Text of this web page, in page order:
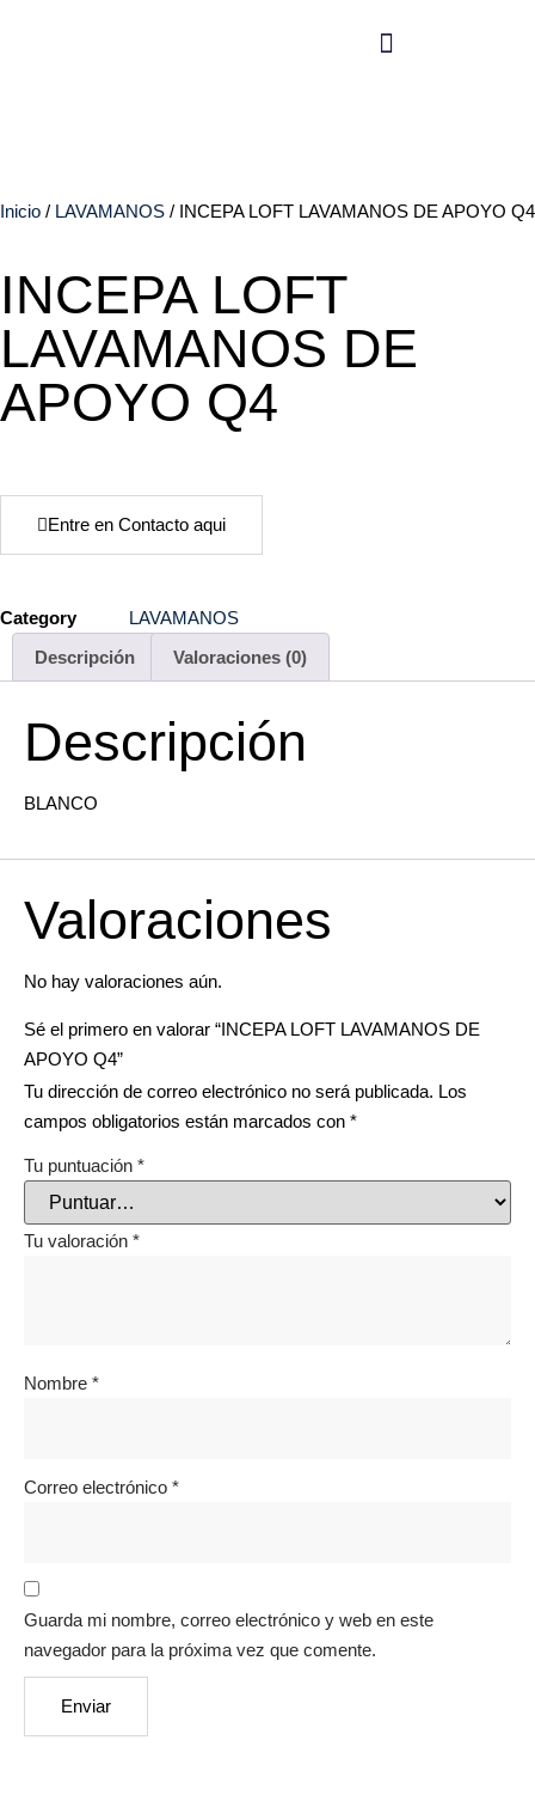
Inicio / LAVAMANOS / INCEPA LOFT LAVAMANOS DE APOYO Q4
INCEPA LOFT
LAVAMANOS DE
APOYO Q4
Entre en Contacto aqui
Category
LAVAMANOS
Descripción
Valoraciones (0)
Descripción
BLANCO
Valoraciones
No hay valoraciones aún.
Sé el primero en valorar “INCEPA LOFT LAVAMANOS DE
APOYO Q4”
Tu dirección de correo electrónico no será publicada. Los
campos obligatorios están marcados con *
Tu puntuación *
Tu valoración *
Nombre *
Correo electrónico *
Guarda mi nombre, correo electrónico y web en este
navegador para la próxima vez que comente.